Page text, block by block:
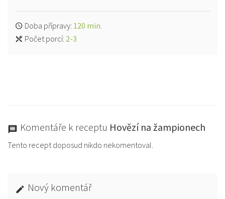
Doba přípravy: 120 min.
Počet porcí: 2-3
Komentáře k receptu Hovězí na žampionech
Tento recept doposud nikdo nekomentoval.
Nový komentář